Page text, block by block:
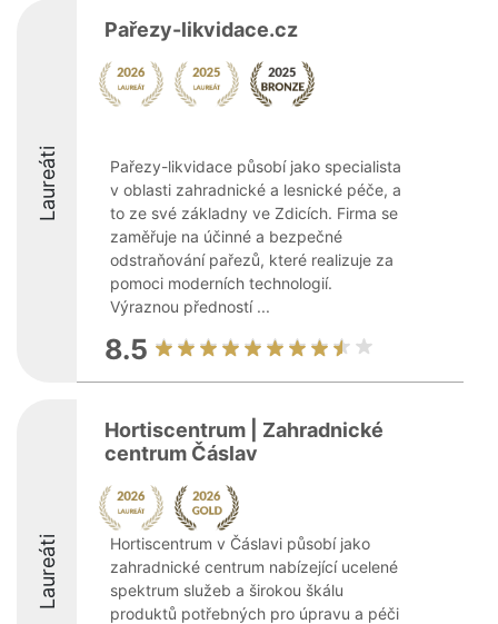
Laureáti
Pařezy-likvidace.cz
Pařezy-likvidace působí jako specialista
v oblasti zahradnické a lesnické péče, a
to ze své základny ve Zdicích. Firma se
zaměřuje na účinné a bezpečné
odstraňování pařezů, které realizuje za
pomoci moderních technologií.
Výraznou předností ...
8.5
Laureáti
Hortiscentrum | Zahradnické
centrum Čáslav
Hortiscentrum v Čáslavi působí jako
zahradnické centrum nabízející ucelené
spektrum služeb a širokou škálu
produktů potřebných pro úpravu a péči